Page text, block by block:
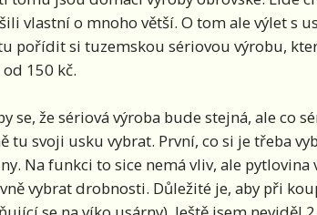
vlastní o mnoho větší. O tom ale výlet s
pořídit si tuzemskou sériovou výrobu,
150 kč.
se, že sériová výroba bude stejná, ale co
tu svoji usku vybrat. První, co si je třeba
Na funkci to sice nemá vliv, ale
vybrat drobnosti. Důležité je, aby při